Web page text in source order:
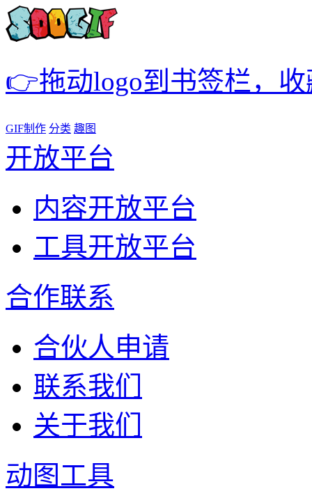
👉拖动logo到书签栏，
GIF制作 分类 趣图
开放平台
内容开放平台
工具开放平台
合作联系
合伙人申请
联系我们
关于我们
动图工具